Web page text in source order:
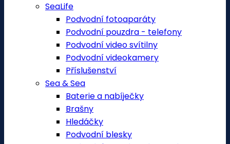
SeaLife
Podvodní fotoaparáty
Podvodní pouzdra - telefony
Podvodní video svítilny
Podvodní videokamery
Příslušenství
Sea & Sea
Baterie a nabíječky
Brašny
Hledáčky
Podvodní blesky